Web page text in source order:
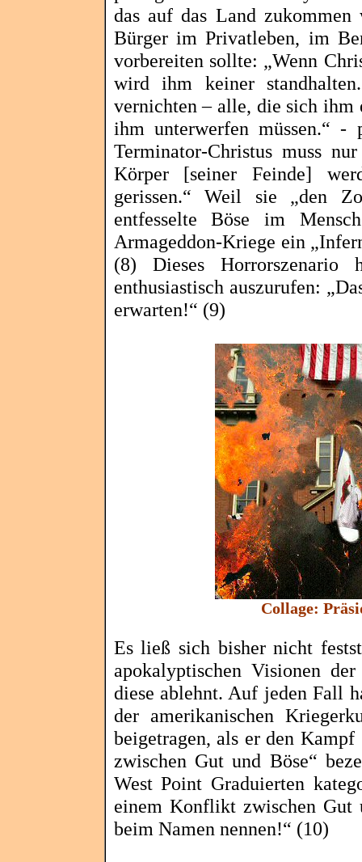
das auf das Land
Bürger im Privatleben, im
vorbereiten sollte: „Wenn
wird ihm keiner
vernichten – alle, die sich ihm
ihm unterwerfen müssen.“ -
Terminator-Christus muss
Körper [seiner Feinde]
gerissen.“ Weil sie „den
entfesselte Böse im
Armageddon-Kriege ein
(8) Dieses Horrorszenario
enthusiastisch auszurufen:
erwarten!“ (9)
Collage:
Es ließ sich bisher nicht
apokalyptischen Visionen
diese ablehnt. Auf jeden Fall
der amerikanischen
beigetragen, als er den
zwischen Gut und Böse“
West Point Graduierten
einem Konflikt zwischen Gut
beim Namen nennen!“ (10)